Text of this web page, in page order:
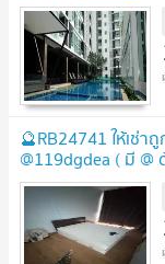
🔮RB24741 ให้เช่า
@119dgdea ( มี